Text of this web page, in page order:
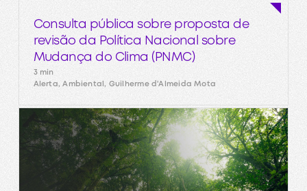
Consulta pública sobre proposta de
revisão da Política Nacional sobre
Mudança do Clima (PNMC)
3 min
Alerta, Ambiental, Guilherme d'Almeida Mota